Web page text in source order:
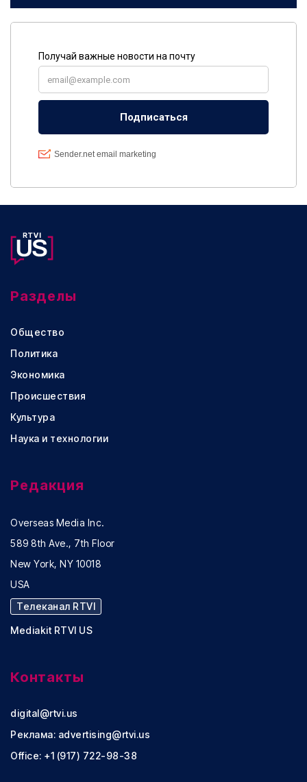
Разделы
Общество
Политика
Экономика
Происшествия
Культура
Наука и технологии
Редакция
Overseas Media Inc.
589 8th Ave., 7th Floor
New York, NY 10018
USA
Телеканал RTVI
Mediakit RTVI US
Контакты
digital@rtvi.us
Реклама: advertising@rtvi.us
Office: +1 (917) 722-98-38